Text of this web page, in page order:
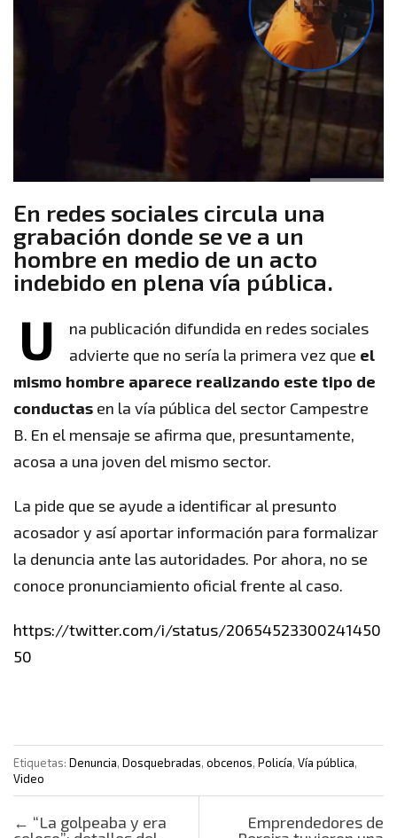
En redes sociales circula una
grabación donde se ve a un
hombre en medio de un acto
indebido en plena vía pública.
U
na publicación difundida en redes sociales
advierte que no sería la primera vez que el
mismo hombre aparece realizando este tipo de
conductas en la vía pública del sector Campestre
B. En el mensaje se afirma que, presuntamente,
acosa a una joven del mismo sector.
La pide que se ayude a identificar al presunto
acosador y así aportar información para formalizar
la denuncia ante las autoridades. Por ahora, no se
conoce pronunciamiento oficial frente al caso.
https://twitter.com/i/status/20654523300241450
50
Etiquetas: Denuncia, Dosquebradas, obcenos, Policía, Vía pública,
Video
Post navigation
← “La golpeaba y era
Emprendedores de